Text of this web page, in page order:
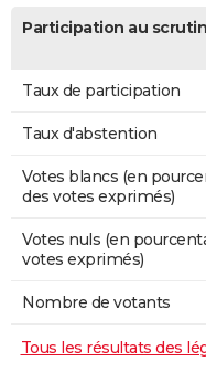
Participation au scrutin
Taux de participation
Taux d'abstention
Votes blancs (en
des votes exprimés)
Votes nuls (en
votes exprimés)
Nombre de votants
Tous les résultats des